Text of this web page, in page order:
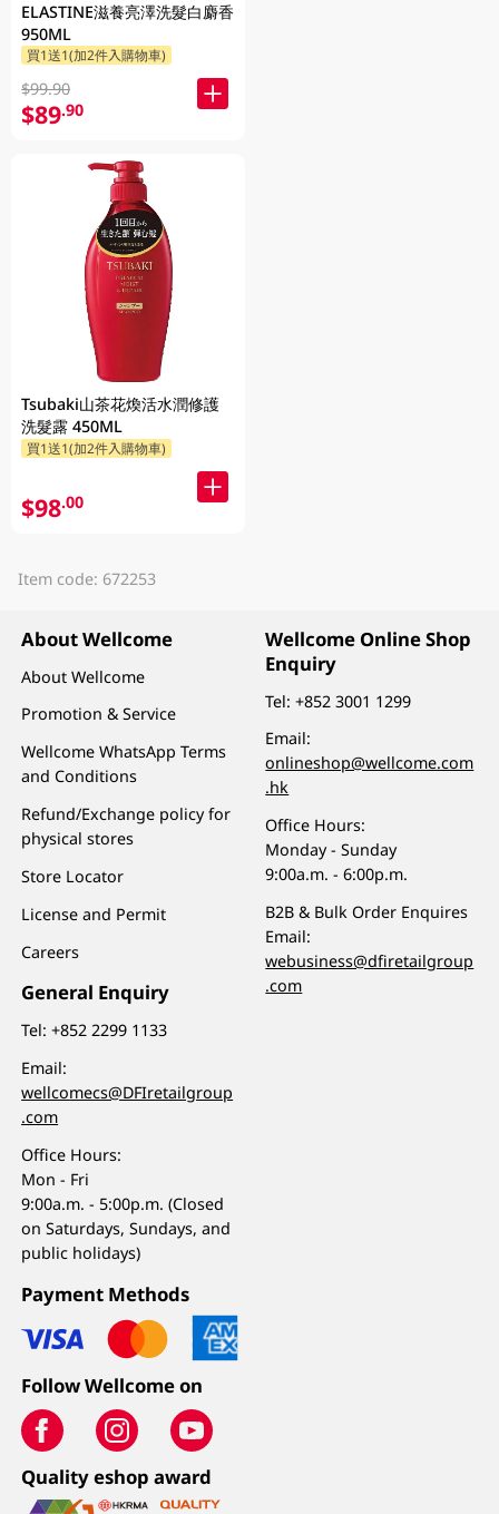
ELASTINE滋養亮澤洗髮白麝香
950ML
買1送1(加2件入購物車)
$99.90
$89.90
Tsubaki山茶花煥活水潤修護
洗髮露 450ML
買1送1(加2件入購物車)
$98.00
Item code: 672253
About Wellcome
About Wellcome
Promotion & Service
Wellcome WhatsApp Terms
and Conditions
Refund/Exchange policy for
physical stores
Store Locator
License and Permit
Careers
General Enquiry
Tel:+852 2299 1133
Email:
wellcomecs@DFIretailgroup
.com
Office Hours:
Mon - Fri
9:00a.m. - 5:00p.m. (Closed
on Saturdays, Sundays, and
public holidays)
Wellcome Online Shop
Enquiry
Tel:+852 3001 1299
Email:
onlineshop@wellcome.com
.hk
Office Hours:
Monday - Sunday
9:00a.m. - 6:00p.m.
B2B & Bulk Order Enquires
Email:
webusiness@dfiretailgroup
.com
Payment Methods
Follow Wellcome on
Quality eshop award